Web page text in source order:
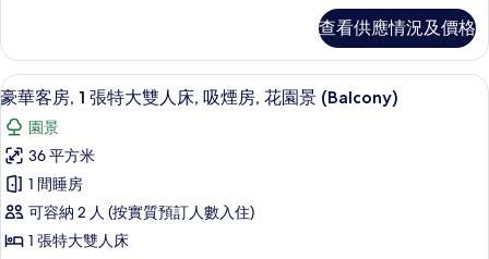
大
雙
人
床,
吸
煙
房,
露
1
張
特
雙
人
床,
吸
煙
房,
露
查看供應情況及價格
載
入
所
有
豪
華
迷你吧、房內夾萬、書桌、熨斗/熨衫
9
豪華客房, 1 張特大雙人床, 吸煙房, 花園景 (Balcony)
園景
36 平方米
1 間睡房
可容納 2 人 (按實質預訂人數入住)
1 張特大雙人床